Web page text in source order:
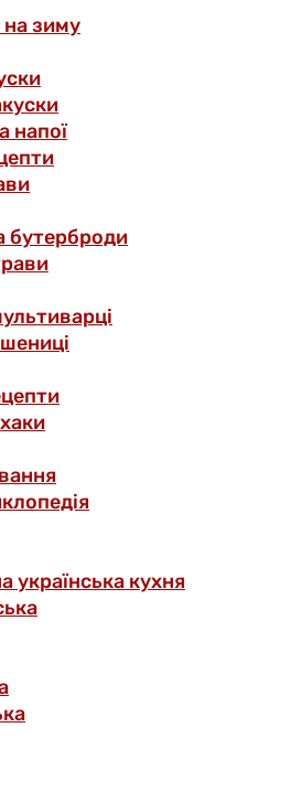
на зиму
напої
бутерброди
українська кухня